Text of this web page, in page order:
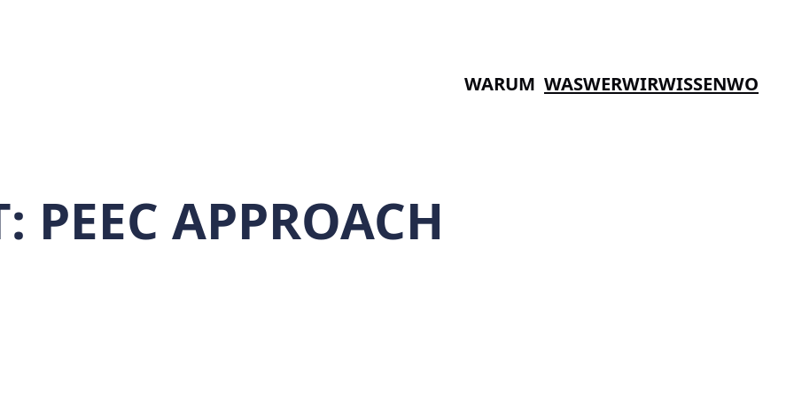
WARUM WASWERWIRWISSENWO
PEEC APPROACH